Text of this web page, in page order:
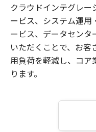
クラウドインテグレ
ービス、システム運用
ービス、データセンタ
いただくことで、お
用負荷を軽減し、コア
ります。